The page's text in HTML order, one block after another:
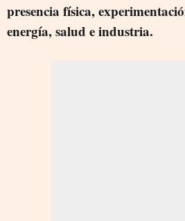
presencia física,
energía, salud e industria.